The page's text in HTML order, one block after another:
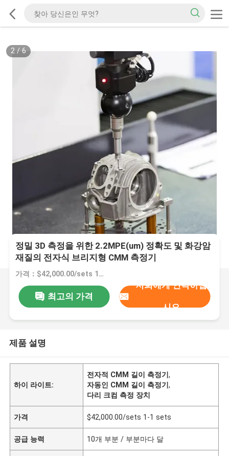
2/ 6
정밀 3D 측정을 위한 2.2MPE(um) 정확도 및 화강암
재질의 전자식 브리지형 CMM 측정기
가격：$42,000.00/sets 1-1 sets
최고의 가격
저희에게 연락하십
시오
제품 설명
하이 라이트:
전자적 CMM 길이 측정기,
자동인 CMM 길이 측정기,
다리 크컴 측정 장치
가격 $42,000.00/sets 1-1 sets
공급 능력 10개 부분 / 부분마다 달